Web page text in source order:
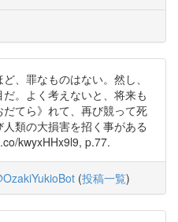
、罪なものはない。然し、
。よく考えないと、将来も
てら》れて、再び競って死
類の大損害を招く事がある
kwyxHHx9l9, p.77.
(投稿一覧)